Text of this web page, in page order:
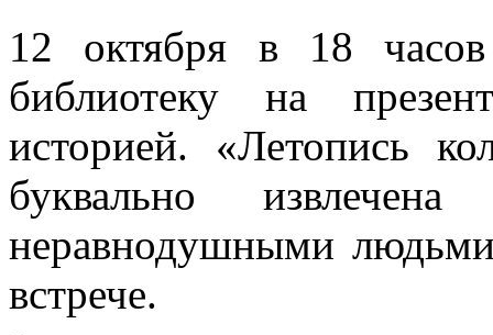
12 октября в 18
библиотеку на
историей. «Летопись
буквально
неравнодушными
встрече.